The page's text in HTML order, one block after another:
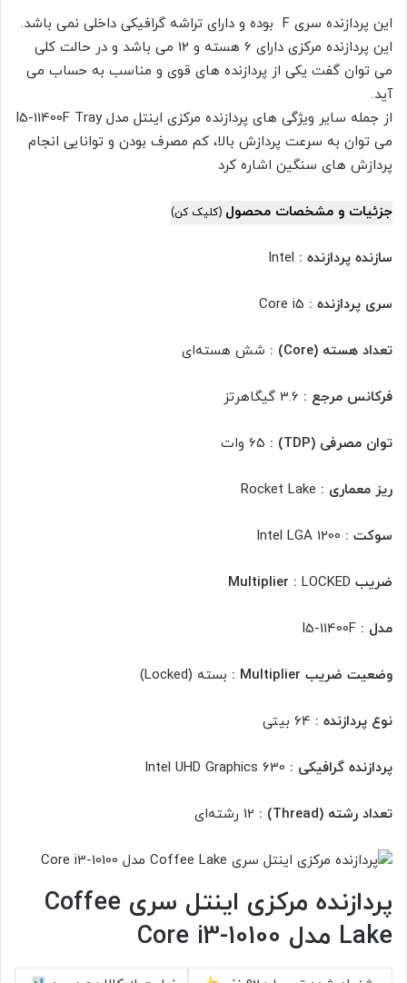
این پردازنده سری F بوده و دارای تراشه گرافیکی داخلی نمی باشد.
این پردازنده مرکزی دارای 6 هسته و 12 می باشد و در حالت کلی
می توان گفت یکی از پردازنده های قوی و مناسب به حساب می
آید.
از جمله سایر ویژگی های پردازنده مرکزی اینتل مدل I5-11400F Tray
می توان به سرعت پردازش بالا، کم مصرف بودن و توانایی انجام
پردازش های سنگین اشاره کرد
جزئیات و مشخصات محصول (کلیک کن)
سازنده پردازنده :
سری پردازنده :
تعداد هسته (Core) : شش هسته‌ای
فرکانس مرجع :
توان مصرفی (TDP) :
ریز معماری :
سوکت :
ضریب Multiplier : LOCKED
مدل :
وضعیت ضریب Multiplier : بسته (Locked)
نوع پردازنده :
پردازنده گرافیکی :
تعداد رشته (Thread) :
پردازنده مرکزی اینتل سری Coffee
Lake مدل Core i3-10100